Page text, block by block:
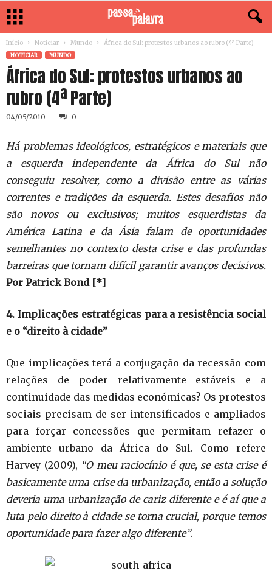
Início Noticiar Mundo África do Sul: protestos urbanos ao rubro (4ª Parte)
NOTICIAR MUNDO
África do Sul: protestos urbanos ao
rubro (4ª Parte)
04/05/2010 0
Há problemas ideológicos, estratégicos e materiais que
a esquerda independente da África do Sul não
conseguiu resolver, como a divisão entre as várias
correntes e tradições da esquerda. Estes desafios não
são novos ou exclusivos; muitos esquerdistas da
América Latina e da Ásia falam de oportunidades
semelhantes no contexto desta crise e das profundas
barreiras que tornam difícil garantir avanços decisivos.
Por Patrick Bond [*]
4. Implicações estratégicas para a resistência social
e o “direito à cidade”
Que implicações terá a conjugação da recessão com
relações de poder relativamente estáveis e a
continuidade das medidas económicas? Os protestos
sociais precisam de ser intensificados e ampliados
para forçar concessões que permitam refazer o
ambiente urbano da África do Sul. Como refere
Harvey (2009), “O meu raciocínio é que, se esta crise é
basicamente uma crise da urbanização, então a solução
deveria uma urbanização de cariz diferente e é aí que a
luta pelo direito à cidade se torna crucial, porque temos
oportunidade para fazer algo diferente”.